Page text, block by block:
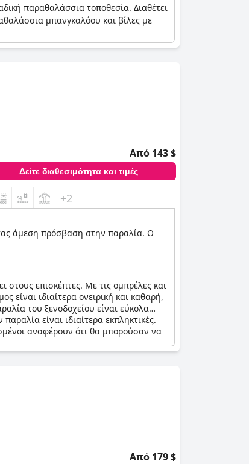
παραθαλάσσια τοποθεσία. Διαθέτει
μπανγκαλόου και βίλες με
Από 143 $
Δείτε διαθεσιμότητα και τιμές
+2
άμεση πρόσβαση στην παραλία. Ο
στους επισκέπτες. Με τις ομπρέλες και
ιδιαίτερα ονειρική και καθαρή,
του ξενοδοχείου είναι εύκολα
είναι ιδιαίτερα εκπληκτικές.
αναφέρουν ότι θα μπορούσαν να
Από 179 $